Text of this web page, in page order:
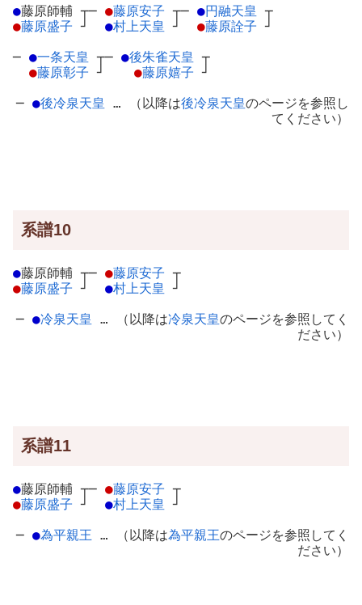
●藤原師輔 ┬
●藤原盛子 ┘
─ ●藤原安子 ┬
●村上天皇 ┘
─ ●円融天皇 ┬
●藤原詮子 ┘
─ ●一条天皇 ┬
●藤原彰子 ┘
─ ●後朱雀天皇 ┬
●藤原嬉子 ┘
─ ●後冷泉天皇 … （以降は後冷泉天皇のページを参照し
てください）
系譜10
●藤原師輔 ┬
●藤原盛子 ┘
─ ●藤原安子 ┬
●村上天皇 ┘
─ ●冷泉天皇 … （以降は冷泉天皇のページを参照してく
ださい）
系譜11
●藤原師輔 ┬
●藤原盛子 ┘
─ ●藤原安子 ┬
●村上天皇 ┘
─ ●為平親王 … （以降は為平親王のページを参照してく
ださい）